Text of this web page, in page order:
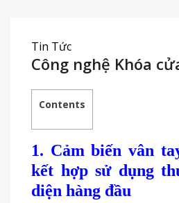
Tin Tức
Công nghệ Khóa
Contents
1. Cảm biến vân
kết hợp sử dụng
diện hàng đầu